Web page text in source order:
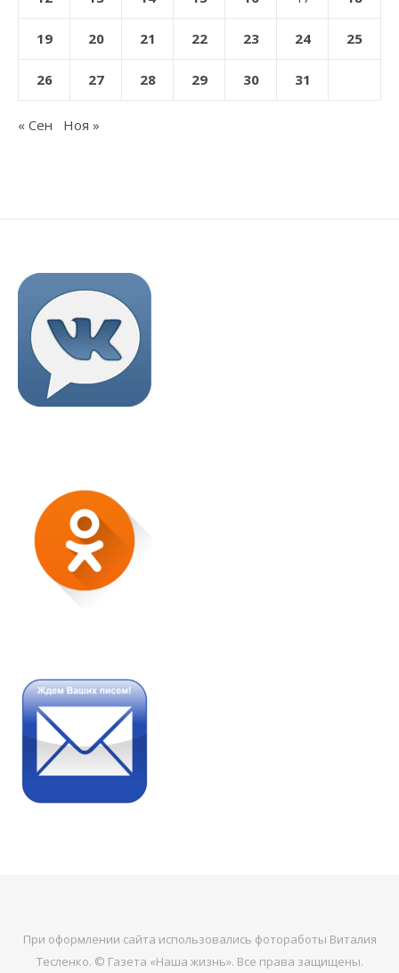
19 20 21 22 23 24 25
26 27 28 29 30 31
« Сен Ноя »
При оформлении сайта использовались фотоработы Виталия
Тесленко. © Газета «Наша жизнь». Все права защищены.